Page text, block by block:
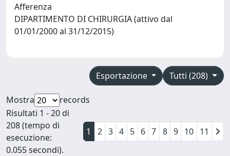
Afferenza
DIPARTIMENTO DI CHIRURGIA (attivo dal
01/01/2000 al 31/12/2015)
Tutti (208)
Esportazione
Mostra
records
Risultati 1 - 20 di
208 (tempo di
esecuzione:
0.055 secondi).
1 2 3 4 5 6 7 8 9 10 11